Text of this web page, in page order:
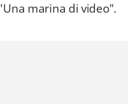
marina di video".